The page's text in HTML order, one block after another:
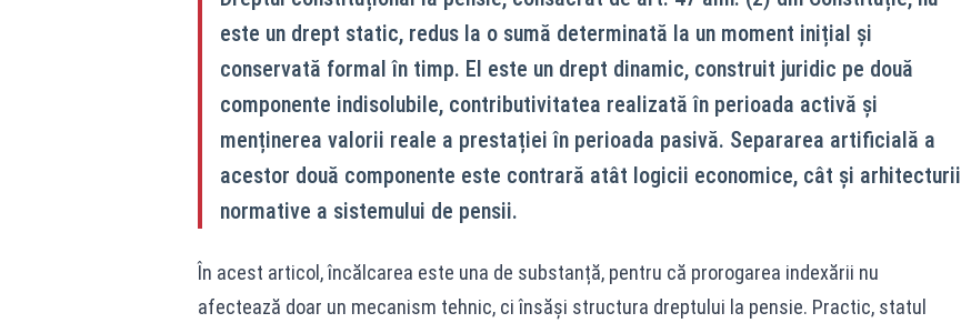
este un drept static, redus la o sumă determinată la un moment inițial și
conservată formal în timp. El este un drept dinamic, construit juridic pe două
componente indisolubile, contributivitatea realizată în perioada activă și
menținerea valorii reale a prestației în perioada pasivă. Separarea artificială a
acestor două componente este contrară atât logicii economice, cât și arhitecturii
normative a sistemului de pensii.
În acest articol, încălcarea este una de substanță, pentru că prorogarea indexării nu
afectează doar un mecanism tehnic, ci însăși structura dreptului la pensie. Practic, statul